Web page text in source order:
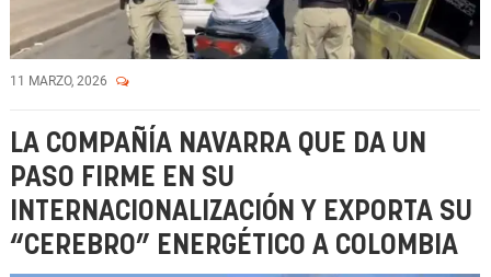
11 MARZO, 2026
LA COMPAÑÍA NAVARRA QUE DA UN
PASO FIRME EN SU
INTERNACIONALIZACIÓN Y EXPORTA SU
“CEREBRO” ENERGÉTICO A COLOMBIA